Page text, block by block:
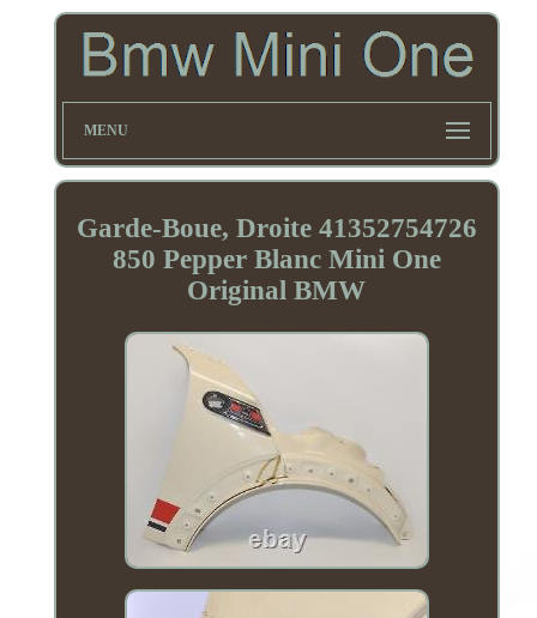
MENU
Garde-Boue, Droite 41352754726
850 Pepper Blanc Mini One
Original BMW